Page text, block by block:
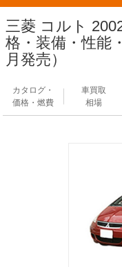
三菱 コルト
格・装備・性能
月発売）
カタログ・
価格・燃費
車買取
相場